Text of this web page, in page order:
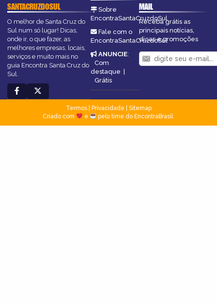
SANTACRUZDOSUL
O melhor de Santa Cruz do
Sul num só lugar! Dicas,
onde ir, o que fazer, as
melhores empresas, locais,
serviços e muito mais no
guia Encontra Santa Cruz do
Sul.
Sobre
EncontraSantaCruzdoSul
Fale com o
EncontraSantaCruzdoSul
ANUNCIE:
Com
destaque |
Grátis
MAIL
Receba grátis as
principais notícias,
dicas e promoções
Termos| Privacidade
Sitemap
Criado com
e pelo time do EncontraBrasil